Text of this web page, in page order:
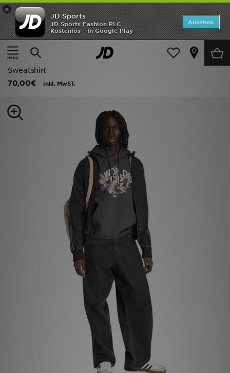
×
JD Sports
JD Sports Fashion PLC
Kostenlos - In Google Play
Ansehen
Home
Herren Herrenbekleidung Kapuzenpullover
adidas Fifa Fussball-weltmeisterschaft 26™ Maskottchen
Sweatshirt
70,00€
inkl. MwST.
ANGEBOTE
Neuheiten
Damen
Kinder